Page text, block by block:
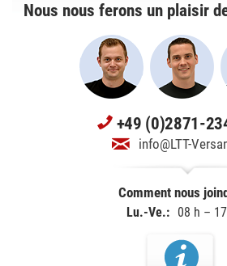
Nous nous ferons un plaisir
+49 (0)2871-
info@LTT-
Comment nous
Lu.-Ve.: 08 h –